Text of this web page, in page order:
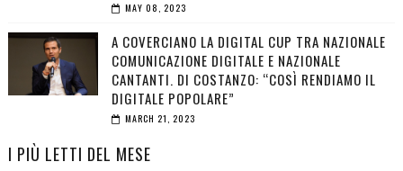
MAY 08, 2023
A COVERCIANO LA DIGITAL CUP TRA NAZIONALE
COMUNICAZIONE DIGITALE E NAZIONALE
CANTANTI. DI COSTANZO: “COSÌ RENDIAMO IL
DIGITALE POPOLARE”
MARCH 21, 2023
I PIÙ LETTI DEL MESE